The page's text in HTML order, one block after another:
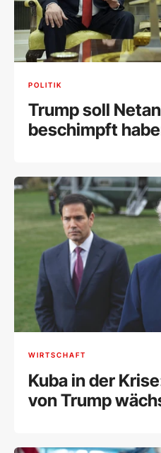
POLITIK
Trump soll
beschimpft
WIRTSCHAFT
Kuba in der
von Trump